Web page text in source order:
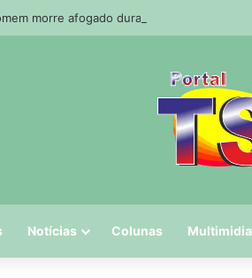
morre afogado durante pescaria em
Notícias Colunas Multimidia